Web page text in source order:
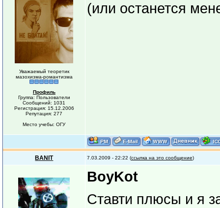
Уважаемый теоретик
мазохизма-романтизма
Профиль
Группа: Пользователи
Сообщений: 1031
Регистрация: 15.12.2006
Репутация: 277
Место учебы: ОГУ
(или останется
BANIT 7.03.2009 - 22:22 (ссылка на это сообщение)
BoyKot
Ставти плюсы и я